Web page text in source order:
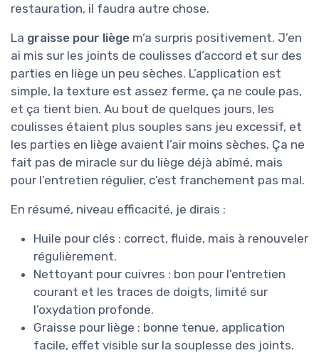
restauration, il faudra autre chose.
La graisse pour liège m’a surpris positivement. J’en
ai mis sur les joints de coulisses d’accord et sur des
parties en liège un peu sèches. L’application est
simple, la texture est assez ferme, ça ne coule pas,
et ça tient bien. Au bout de quelques jours, les
coulisses étaient plus souples sans jeu excessif, et
les parties en liège avaient l’air moins sèches. Ça ne
fait pas de miracle sur du liège déjà abîmé, mais
pour l’entretien régulier, c’est franchement pas mal.
En résumé, niveau efficacité, je dirais :
Huile pour clés : correct, fluide, mais à renouveler
régulièrement.
Nettoyant pour cuivres : bon pour l’entretien
courant et les traces de doigts, limité sur
l’oxydation profonde.
Graisse pour liège : bonne tenue, application
facile, effet visible sur la souplesse des joints.